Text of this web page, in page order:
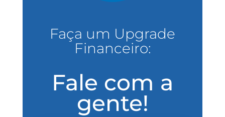
Faça um Upgrade
Financeiro:
Fale com a
gente!